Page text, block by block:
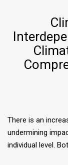
There is an
undermining
individual level.